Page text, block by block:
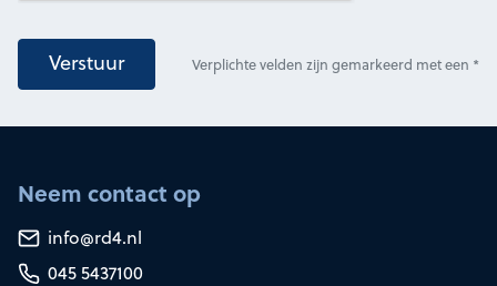
Verstuur Verplichte velden zijn gemarkeerd met een *
Neem contact op
info@rd4.nl
045 5437100